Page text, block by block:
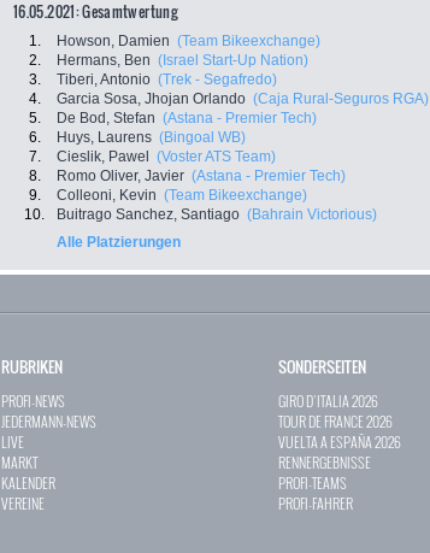
16.05.2021: Gesamtwertung
1. Howson, Damien (Team Bikeexchange)
2.
Hermans, Ben (Israel Start-Up Nation)
3.
Tiberi, Antonio (Trek - Segafredo)
4.
Garcia Sosa, Jhojan Orlando (Caja Rural-Seguros RGA)
5.
De Bod, Stefan (Astana - Premier Tech)
6.
Huys, Laurens (Bingoal WB)
7.
Cieslik, Pawel (Voster ATS Team)
8.
Romo Oliver, Javier (Astana - Premier Tech)
9.
Colleoni, Kevin (Team Bikeexchange)
10.
Buitrago Sanchez, Santiago (Bahrain Victorious)
Alle Platzierungen
RUBRIKEN
PROFI-NEWS
JEDERMANN-NEWS
LIVE
MARKT
KALENDER
VEREINE
SONDERSEITEN
GIRO D`ITALIA 2026
TOUR DE FRANCE 2026
VUELTA A ESPAÑA 2026
RENNERGEBNISSE
PROFI-TEAMS
PROFI-FAHRER